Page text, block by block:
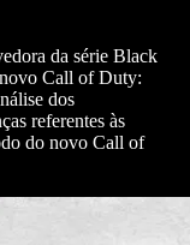
da série Black
Call of Duty:
dos
referentes às
do novo Call of